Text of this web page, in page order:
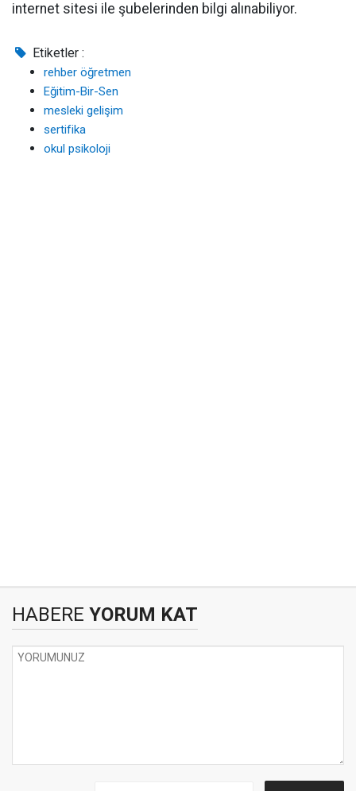
internet sitesi ile şubelerinden bilgi alınabiliyor.
Etiketler :
rehber öğretmen
Eğitim-Bir-Sen
mesleki gelişim
sertifika
okul psikoloji
HABERE YORUM KAT